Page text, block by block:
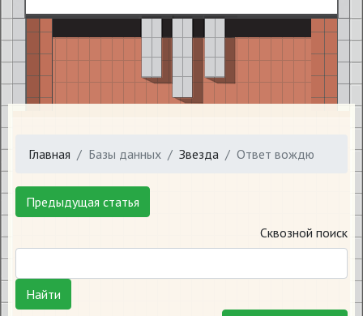
Главная Базы данных Звезда Ответ вождю
Предыдущая статья
Сквозной поиск
Найти